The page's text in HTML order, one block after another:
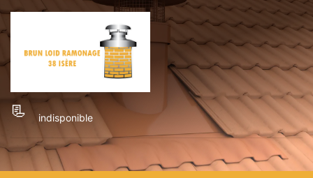
indisponible